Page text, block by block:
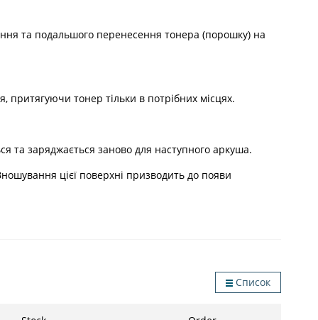
та подальшого перенесення тонера (порошку) на
тонер тільки в потрібних місцях.
та заряджається заново для наступного аркуша.
цієї поверхні призводить до появи
Список